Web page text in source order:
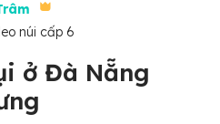
núi cấp 6
ở Đà Nẵng